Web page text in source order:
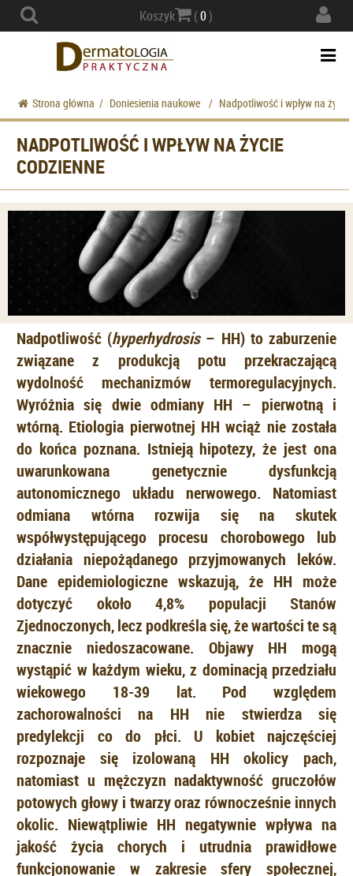
Koszyk (0)
Strona główna / Doniesienia naukowe / Nadpotliwość i wpływ na życie
NADPOTLIWOŚĆ I WPŁYW NA ŻYCIE
CODZIENNE
Nadpotliwość (hyperhydrosis– HH) to zaburzenie
związane z produkcją potu przekraczającą
wydolność mechanizmów termoregulacyjnych.
Wyróżnia się dwie odmiany HH – pierwotną i
wtórną. Etiologia pierwotnej HH wciąż nie została
do końca poznana. Istnieją hipotezy, że jest ona
uwarunkowana genetycznie dysfunkcją
autonomicznego układu nerwowego. Natomiast
odmiana wtórna rozwija się na skutek
współwystępującego procesu chorobowego lub
działania niepożądanego przyjmowanych leków.
Dane epidemiologiczne wskazują, że HH może
dotyczyć około 4,8% populacji Stanów
Zjednoczonych, lecz podkreśla się, że wartości te są
znacznie niedoszacowane. Objawy HH mogą
wystąpić w każdym wieku, z dominacją przedziału
wiekowego 18-39 lat. Pod względem
zachorowalności na HH nie stwierdza się
predylekcji co do płci. U kobiet najczęściej
rozpoznaje się izolowaną HH okolicy pach,
natomiast u mężczyzn nadaktywność gruczołów
potowych głowy i twarzy oraz równocześnie innych
okolic. Niewątpliwie HH negatywnie wpływa na
jakość życia chorych i utrudnia prawidłowe
funkcjonowanie w zakresie sfery społecznej,